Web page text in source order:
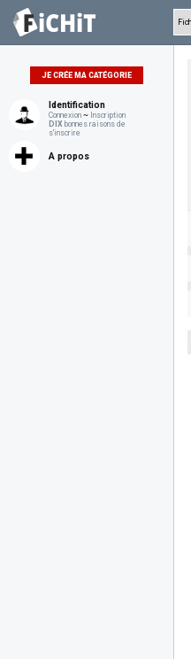
JE CRÉE MA CATÉGORIE
Identification
Connexion ~ Inscription
DIX bonnes raisons de
s'inscrire
A propos